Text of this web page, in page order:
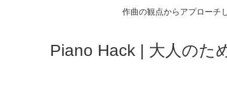
作曲の観点からアプローチ
Piano Hack | 大人のた